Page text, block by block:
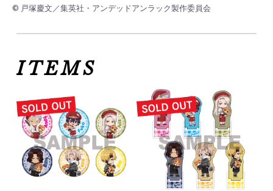
© 戸塚慶文／集英社・アンデッドアンラック製作委員会
ITEMS